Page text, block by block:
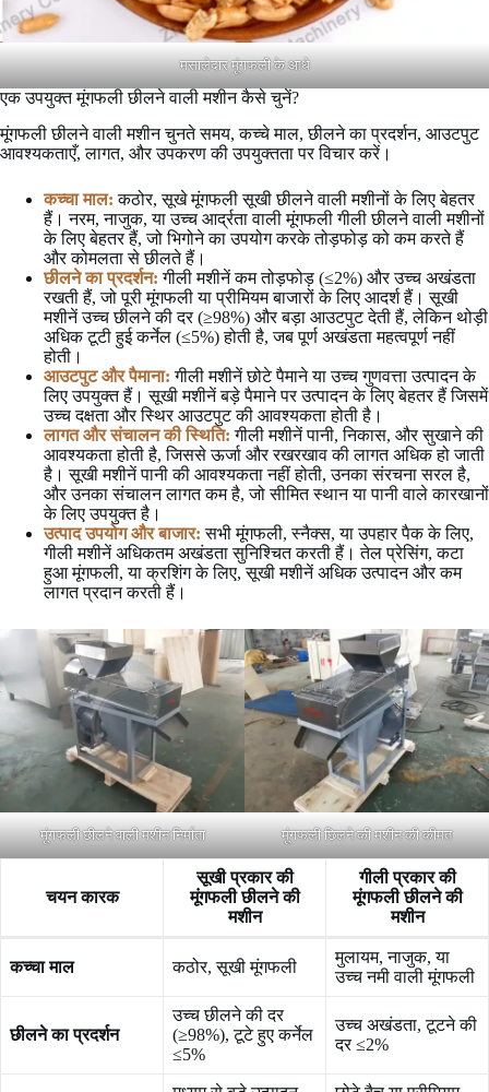
मसालेदार मूंगफली के आधे
एक उपयुक्त मूंगफली छीलने वाली मशीन कैसे चुनें?
मूंगफली छीलने वाली मशीन चुनते समय, कच्चे माल, छीलने का प्रदर्शन, आउटपुट
आवश्यकताएँ, लागत, और उपकरण की उपयुक्तता पर विचार करें।
कच्चा माल: कठोर, सूखे मूंगफली सूखी छीलने वाली मशीनों के लिए बेहतर
हैं। नरम, नाजुक, या उच्च आर्द्रता वाली मूंगफली गीली छीलने वाली मशीनों
के लिए बेहतर हैं, जो भिगोने का उपयोग करके तोड़फोड़ को कम करते हैं
और कोमलता से छीलते हैं।
छीलने का प्रदर्शन: गीली मशीनें कम तोड़फोड़ (≤2%) और उच्च अखंडता
रखती हैं, जो पूरी मूंगफली या प्रीमियम बाजारों के लिए आदर्श हैं। सूखी
मशीनें उच्च छीलने की दर (≥98%) और बड़ा आउटपुट देती हैं, लेकिन थोड़ी
अधिक टूटी हुई कर्नेल (≤5%) होती है, जब पूर्ण अखंडता महत्वपूर्ण नहीं
होती।
आउटपुट और पैमाना: गीली मशीनें छोटे पैमाने या उच्च गुणवत्ता उत्पादन के
लिए उपयुक्त हैं। सूखी मशीनें बड़े पैमाने पर उत्पादन के लिए बेहतर हैं जिसमें
उच्च दक्षता और स्थिर आउटपुट की आवश्यकता होती है।
लागत और संचालन की स्थिति: गीली मशीनें पानी, निकास, और सुखाने की
आवश्यकता होती है, जिससे ऊर्जा और रखरखाव की लागत अधिक हो जाती
है। सूखी मशीनें पानी की आवश्यकता नहीं होती, उनका संरचना सरल है,
और उनका संचालन लागत कम है, जो सीमित स्थान या पानी वाले कारखानों
के लिए उपयुक्त है।
उत्पाद उपयोग और बाजार: सभी मूंगफली, स्नैक्स, या उपहार पैक के लिए,
गीली मशीनें अधिकतम अखंडता सुनिश्चित करती हैं। तेल प्रेसिंग, कटा
हुआ मूंगफली, या क्रशिंग के लिए, सूखी मशीनें अधिक उत्पादन और कम
लागत प्रदान करती हैं।
मूंगफली छीलने वाली मशीन निर्माता मूंगफली छिलने की मशीन की कीमत
चयन कारक
सूखी प्रकार की
मूंगफली छीलने की
मशीन
गीली प्रकार की
मूंगफली छीलने की
मशीन
कच्चा माल कठोर, सूखी मूंगफली
मुलायम, नाजुक, या
उच्च नमी वाली मूंगफली
छीलने का प्रदर्शन
उच्च छीलने की दर
(≥98%), टूटे हुए कर्नेल
≤5%
उच्च अखंडता, टूटने की
दर ≤2%